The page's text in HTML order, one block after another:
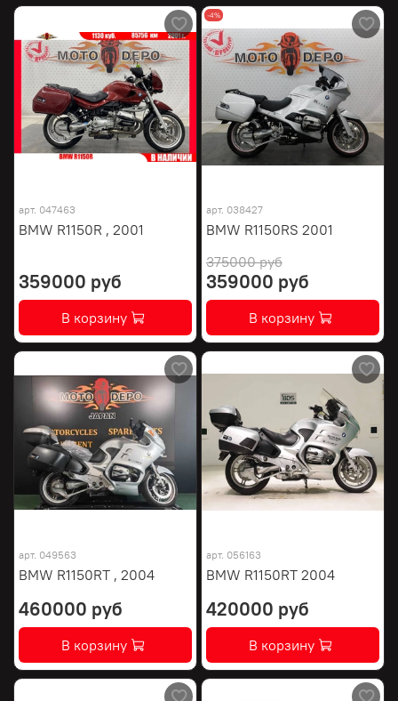
арт. 047463
BMW R1150R , 2001
359000 руб
В корзину
-4%
арт. 038427
BMW R1150RS 2001
375000 руб
359000 руб
В корзину
арт. 049563
BMW R1150RT , 2004
460000 руб
В корзину
арт. 056163
BMW R1150RT 2004
420000 руб
В корзину